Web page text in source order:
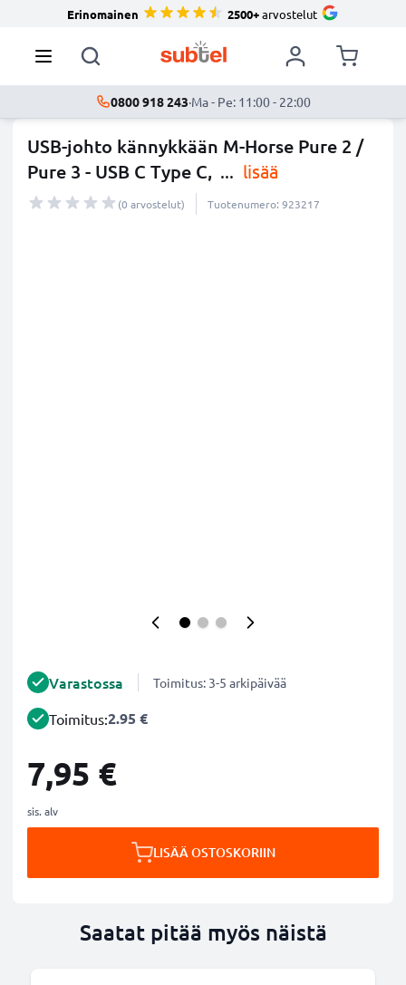
Erinomainen 2500+arvostelut
0800 918 243·Ma - Pe: 11:00 - 22:00
USB-johto kännykkään M-Horse Pure 2 /
Pure 3 - USB C Type C, ... lisää
(0 arvostelut) Tuotenumero: 923217
Varastossa Toimitus: 3-5 arkipäivää
Toimitus:2.95 €
7,95 €
sis. alv
LISÄÄ OSTOSKORIIN
Saatat pitää myös näistä